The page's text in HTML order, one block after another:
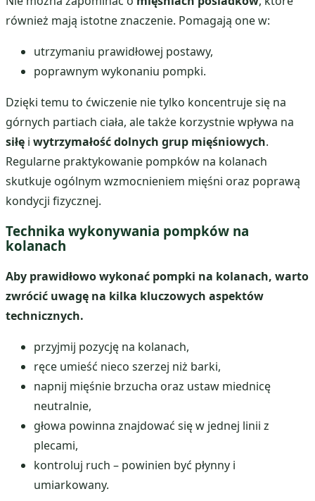
również mają istotne znaczenie. Pomagają one w:
utrzymaniu prawidłowej postawy,
poprawnym wykonaniu pompki.
Dzięki temu to ćwiczenie nie tylko koncentruje się na
górnych partiach ciała, ale także korzystnie wpływa na
siłę i wytrzymałość dolnych grup mięśniowych.
Regularne praktykowanie pompków na kolanach
skutkuje ogólnym wzmocnieniem mięśni oraz poprawą
kondycji fizycznej.
Technika wykonywania pompków na
kolanach
Aby prawidłowo wykonać pompki na kolanach, warto
zwrócić uwagę na kilka kluczowych aspektów
technicznych.
przyjmij pozycję na kolanach,
ręce umieść nieco szerzej niż barki,
napnij mięśnie brzucha oraz ustaw miednicę
neutralnie,
głowa powinna znajdować się w jednej linii z
plecami,
kontroluj ruch – powinien być płynny i
umiarkowany.